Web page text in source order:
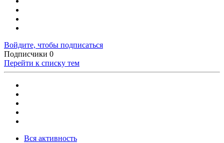
Войдите, чтобы подписаться
Подписчики 0
Перейти к списку тем
Вся активность